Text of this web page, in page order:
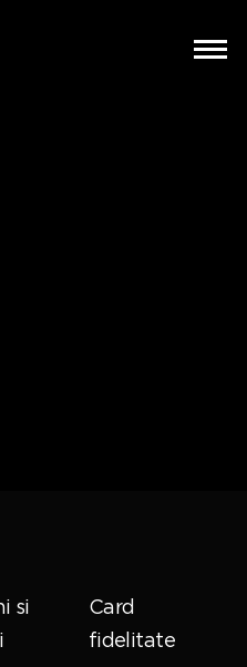
si
Card
fidelitate